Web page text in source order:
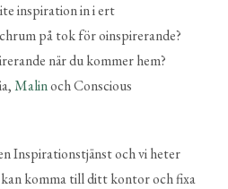
inspiration in i ert
på tok för oinspirerande?
när du kommer hem?
Malinoch Conscious
Inspirationstjänst och vi heter
komma till ditt kontor och fixa